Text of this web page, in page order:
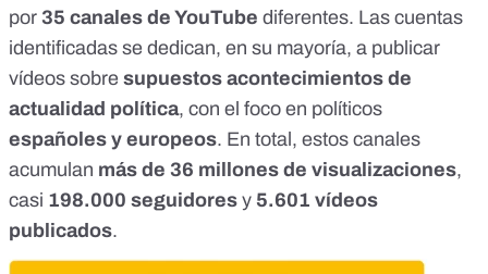
por 35 canales de YouTube diferentes. Las cuentas
identificadas se dedican, en su mayoría, a publicar
vídeos sobre supuestos acontecimientos de
actualidad política, con el foco en políticos
españoles y europeos. En total, estos canales
acumulan más de 36 millones de visualizaciones,
casi 198.000 seguidores y 5.601 vídeos
publicados.